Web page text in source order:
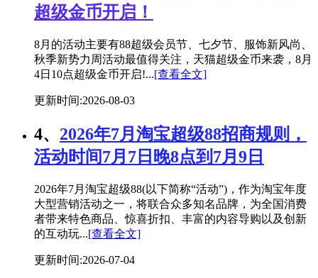
超级金币开启！
8月的活动主要有88超级会员节、七夕节、服饰新风尚、
秋季新势力周活动最值得关注，天猫超级金币来袭，8月
4日10点超级金币开启!...[查看全文]
更新时间:2026-08-03
4、 2026年7月淘宝超级88招商规则，
活动时间7月7日晚8点到7月9日
2026年7月淘宝超级88(以下简称“活动”)，作为淘宝年度
大型营销活动之一，将联合众多知名品牌，为全国消费
者带来特色商品、惊喜折扣、丰富的内容导购以及创新
的互动玩...[查看全文]
更新时间:2026-07-04